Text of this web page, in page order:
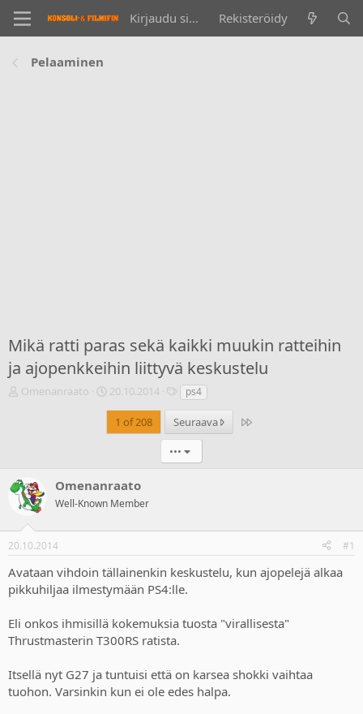
Kirjaudu sisään Rekisteröidy
Pelaaminen
Mikä ratti paras sekä kaikki muukin ratteihin
ja ajopenkkeihin liittyvä keskustelu
V
k
e
t
u
n
l
o
t
a
Omenanraato
A
i
p
ä
v
m
ä
ä
ä
20.10.2014
T
n
n
i
s
ps4
1 of 208 Seuraava Last
•••
Omenanraato
Well-Known Member
20.10.2014 #1
Avataan vihdoin tällainenkin keskustelu, kun ajopelejä alkaa
pikkuhiljaa ilmestymään PS4:lle.
Eli onkos ihmisillä kokemuksia tuosta "virallisesta"
Thrustmasterin T300RS ratista.
Itsellä nyt G27 ja tuntuisi että on karsea shokki vaihtaa
tuohon. Varsinkin kun ei ole edes halpa.